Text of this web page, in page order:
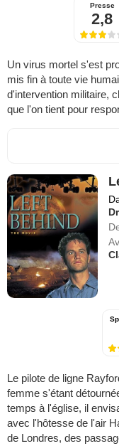
Presse
2,8
Un virus mortel s'est
mis fin à toute vie
d'intervention militaire,
que l'on tient pour
Le pilote de ligne
femme s'étant
temps à l'église, il
avec l'hôtesse de l'air
de Londres, des